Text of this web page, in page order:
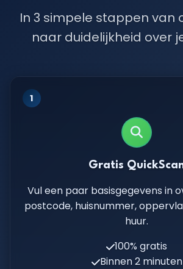
In 3 simpele stappen van
naar duidelijkheid over
1
Gratis
Vul een paar basisgegevens in
postcode, huisnummer,
huur.
100% gratis
Binnen 2 minuten